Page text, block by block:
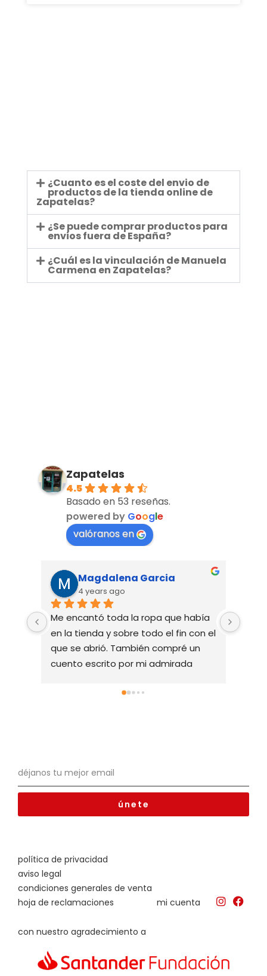
¿Cuanto es el coste del envio de
productos de la tienda online de
Zapatelas?
¿Se puede comprar productos para
envios fuera de España?
¿Cuál es la vinculación de Manuela
Carmena en Zapatelas?
Zapatelas
4.5
Basado en 53 reseñas.
powered by Google
valóranos en
Magdalena Garcia
4 years ago
Me encantó toda la ropa que había
en la tienda y sobre todo el fin con el
que se abrió. También compré un
cuento escrito por mi admirada
con nuestro agradecimiento a
política de privacidad
aviso legal
condiciones generales de venta
hoja de reclamaciones
mi cuenta
únete